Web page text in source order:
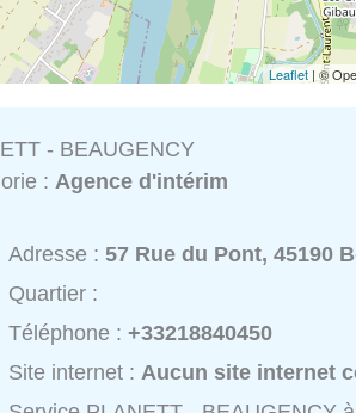
Leaflet | ©
- BEAUGENCY
: Agence d'intérim
Adresse :57 Rue du Pont, 45190
Quartier :
Téléphone :+33218840450
Site internet :Aucun site internet